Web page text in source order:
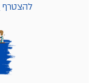
להצטרף